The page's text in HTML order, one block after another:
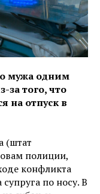
мужа одним
за того, что
на отпуск в
(штат
полиции,
конфликта
по носу. В